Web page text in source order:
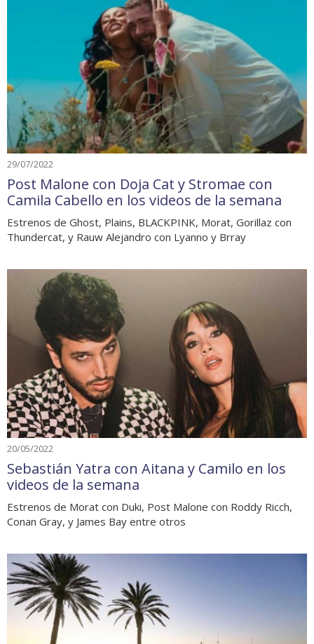
29/07/2022
Post Malone con Doja Cat y Stromae con
Camila Cabello en los videos de la semana
Estrenos de Ghost, Plains, BLACKPINK, Morat, Gorillaz con
Thundercat, y Rauw Alejandro con Lyanno y Brray
20/05/2022
Sebastián Yatra con Aitana y Camilo en los
videos de la semana
Estrenos de Morat con Duki, Post Malone con Roddy Ricch,
Conan Gray, y James Bay entre otros